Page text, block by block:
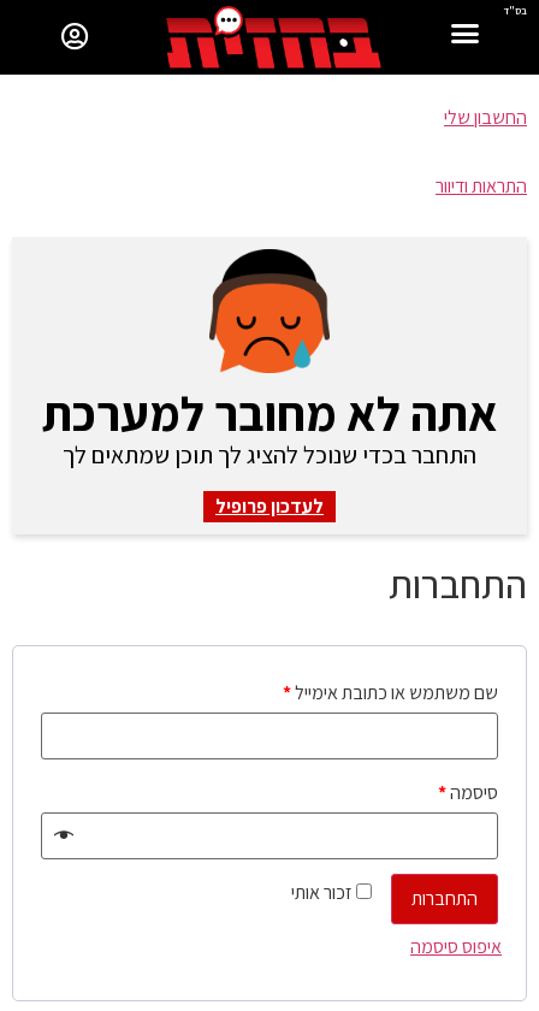
בס"ד
החשבון שלי
התראות ודיוור
אתה לא מחובר למערכת
התחבר בכדי שנוכל להציג לך תוכן שמתאים לך
לעדכון פרופיל
התחברות
שם משתמש או כתובת אימייל*
סיסמה*
זכור אותי
התחברות
איפוס סיסמה